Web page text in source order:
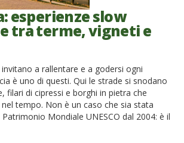
esperienze slow
tra terme, vigneti e
a rallentare e a godersi ogni
è uno di questi. Qui le strade si snodano
filari di cipressi e borghi in pietra che
tempo. Non è un caso che sia stata
Mondiale UNESCO dal 2004: è il